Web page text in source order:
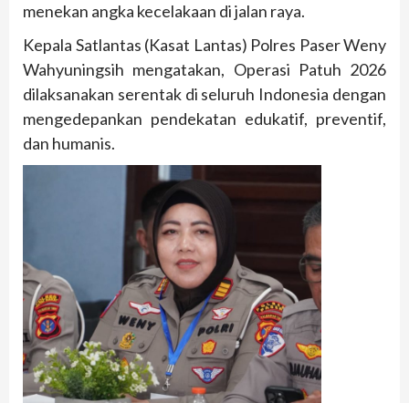
menekan angka kecelakaan di jalan raya.
Kepala Satlantas (Kasat Lantas) Polres Paser Weny
Wahyuningsih mengatakan, Operasi Patuh 2026
dilaksanakan serentak di seluruh Indonesia dengan
mengedepankan pendekatan edukatif, preventif,
dan humanis.